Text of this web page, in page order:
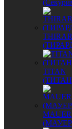
TITAN
MAUER